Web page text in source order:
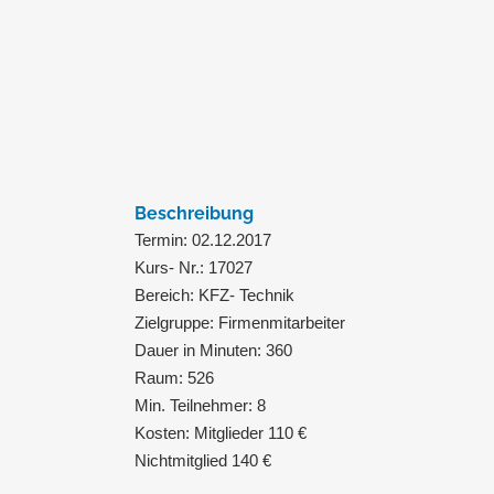
Beschreibung
Termin: 02.12.2017
Kurs- Nr.: 17027
Bereich: KFZ- Technik
Zielgruppe: Firmenmitarbeiter
Dauer in Minuten: 360
Raum: 526
Min. Teilnehmer: 8
Kosten: Mitglieder 110 €
Nichtmitglied 140 €